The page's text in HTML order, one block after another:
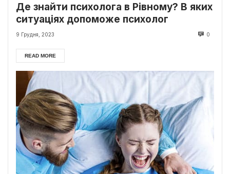
Де знайти психолога в Рівному? В яких
ситуаціях допоможе психолог
9 Грудня, 2023 0
READ MORE